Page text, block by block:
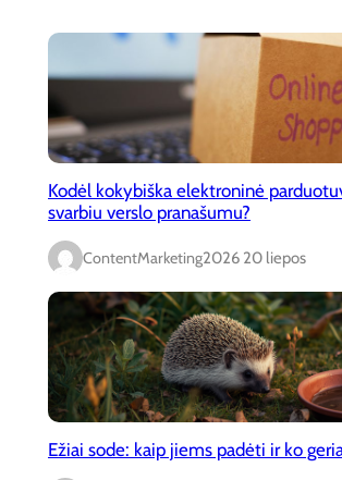
Kodėl kokybiška elektroninė
svarbiu verslo pranašumu?
ContentMarketing2026 20 liepos
Ežiai sode: kaip jiems padėti ir ko